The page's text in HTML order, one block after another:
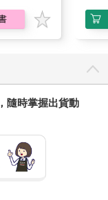
隨時掌握出貨動